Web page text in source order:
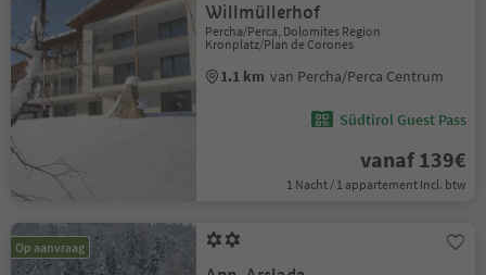
Willmüllerhof
Percha/Perca, Dolomites Region
Kronplatz/Plan de Corones
1.1 km van Percha/Perca Centrum
Südtirol Guest Pass
vanaf 139€
1 Nacht / 1 appartement Incl. btw
Op aanvraag